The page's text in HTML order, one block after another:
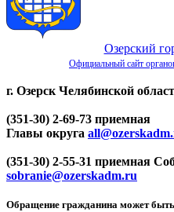
Озерский
Официальный сайт
г. Озерск Челябинской
(351-30) 2-69-73 приемная
Главы округа
(351-30) 2-55-31 приемная
sobranie@ozerskadm.ru
Обращение гражданина может быть